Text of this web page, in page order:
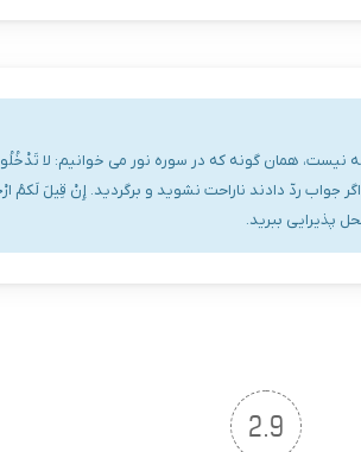
نیست، همان گونه که در سوره نور می خوانیم: لا
ردّ دادند ناراحت نشوید و برگردید. إِنْ قِیلَ لَکمُ
پذیرایی ببرید.
2.9